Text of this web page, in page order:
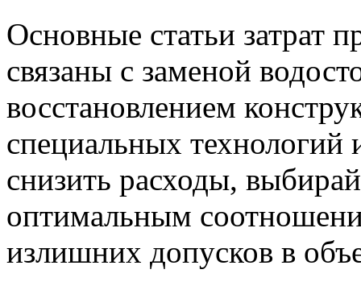
Основные статьи затрат
связаны с заменой
восстановлением
специальных
снизить расходы,
оптимальным
излишних допусков в